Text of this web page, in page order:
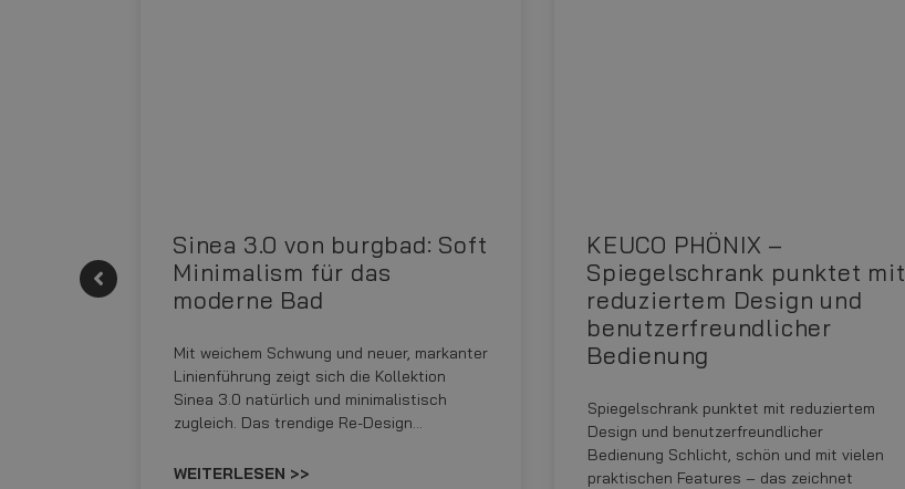
Sinea 3.0 von burgbad: Soft
Minimalism für das
moderne Bad
Mit weichem Schwung und neuer, markanter
Linienführung zeigt sich die Kollektion
Sinea 3.0 natürlich und minimalistisch
zugleich. Das trendige Re-Design…
WEITERLESEN >>
KEUCO PHÖNIX –
Spiegelschrank punktet mit
reduziertem Design und
benutzerfreundlicher
Bedienung
Spiegelschrank punktet mit reduziertem
Design und benutzerfreundlicher
Bedienung Schlicht, schön und mit vielen
praktischen Features – das zeichnet